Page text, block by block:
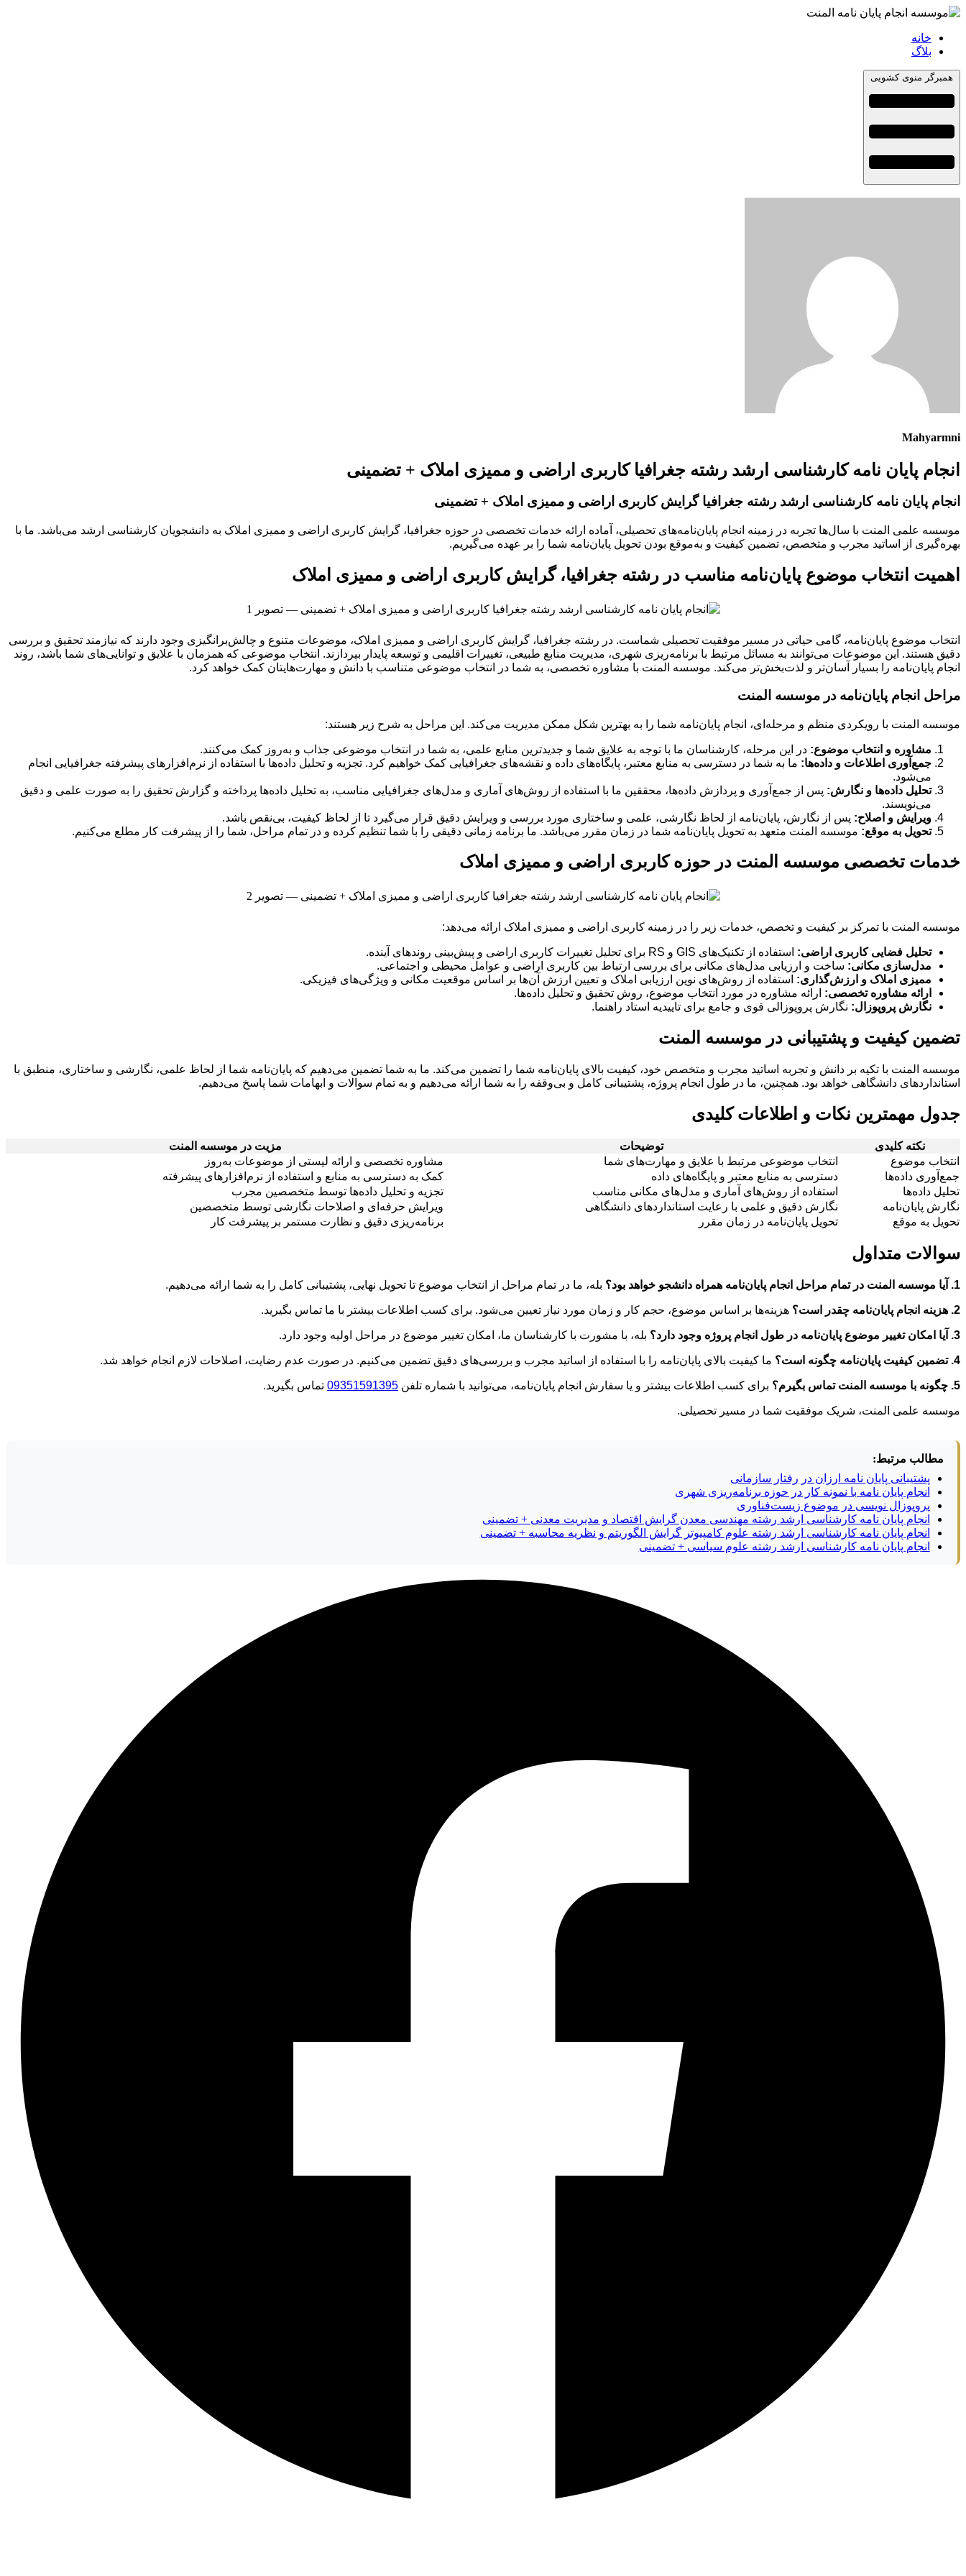
خانه
بلاگ
همبرگر منوی کشویی
Mahyarmni
انجام پایان نامه کارشناسی ارشد رشته جغرافیا کاربری اراضی و ممیزی املاک + تضمینی
انجام پایان نامه کارشناسی ارشد رشته جغرافیا گرایش کاربری اراضی و ممیزی املاک + تضمینی
موسسه علمی المنت با سال‌ها تجربه در زمینه انجام پایان‌نامه‌های تحصیلی، آماده ارائه خدمات تخصصی در حوزه جغرافیا، گرایش کاربری اراضی و ممیزی املاک به دانشجویان کارشناسی ارشد می‌باشد. ما با
بهره‌گیری از اساتید مجرب و متخصص، تضمین کیفیت و به‌موقع بودن تحویل پایان‌نامه شما را بر عهده می‌گیریم.
اهمیت انتخاب موضوع پایان‌نامه مناسب در رشته جغرافیا، گرایش کاربری اراضی و ممیزی املاک
انتخاب موضوع پایان‌نامه، گامی حیاتی در مسیر موفقیت تحصیلی شماست. در رشته جغرافیا، گرایش کاربری اراضی و ممیزی املاک، موضوعات متنوع و چالش‌برانگیزی وجود دارند که نیازمند تحقیق و بررسی
دقیق هستند. این موضوعات می‌توانند به مسائل مرتبط با برنامه‌ریزی شهری، مدیریت منابع طبیعی، تغییرات اقلیمی و توسعه پایدار بپردازند. انتخاب موضوعی که همزمان با علایق و توانایی‌های شما باشد، روند
انجام پایان‌نامه را بسیار آسان‌تر و لذت‌بخش‌تر می‌کند. موسسه المنت با مشاوره تخصصی، به شما در انتخاب موضوعی متناسب با دانش و مهارت‌هایتان کمک خواهد کرد.
مراحل انجام پایان‌نامه در موسسه المنت
موسسه المنت با رویکردی منظم و مرحله‌ای، انجام پایان‌نامه شما را به بهترین شکل ممکن مدیریت می‌کند. این مراحل به شرح زیر هستند:
مشاوره و انتخاب موضوع: در این مرحله، کارشناسان ما با توجه به علایق شما و جدیدترین منابع علمی، به شما در انتخاب موضوعی جذاب و به‌روز کمک می‌کنند.
جمع‌آوری اطلاعات و داده‌ها: ما به شما در دسترسی به منابع معتبر، پایگاه‌های داده و نقشه‌های جغرافیایی کمک خواهیم کرد. تجزیه و تحلیل داده‌ها با استفاده از نرم‌افزارهای پیشرفته جغرافیایی انجام
می‌شود.
تحلیل داده‌ها و نگارش: پس از جمع‌آوری و پردازش داده‌ها، محققین ما با استفاده از روش‌های آماری و مدل‌های جغرافیایی مناسب، به تحلیل داده‌ها پرداخته و گزارش تحقیق را به صورت علمی و دقیق
می‌نویسند.
ویرایش و اصلاح: پس از نگارش، پایان‌نامه از لحاظ نگارشی، علمی و ساختاری مورد بررسی و ویرایش دقیق قرار می‌گیرد تا از لحاظ کیفیت، بی‌نقص باشد.
تحویل به موقع: موسسه المنت متعهد به تحویل پایان‌نامه شما در زمان مقرر می‌باشد. ما برنامه زمانی دقیقی را با شما تنظیم کرده و در تمام مراحل، شما را از پیشرفت کار مطلع می‌کنیم.
خدمات تخصصی موسسه المنت در حوزه کاربری اراضی و ممیزی املاک
موسسه المنت با تمرکز بر کیفیت و تخصص، خدمات زیر را در زمینه کاربری اراضی و ممیزی املاک ارائه می‌دهد:
تحلیل فضایی کاربری اراضی: استفاده از تکنیک‌های GIS و RS برای تحلیل تغییرات کاربری اراضی و پیش‌بینی روندهای آینده.
مدل‌سازی مکانی: ساخت و ارزیابی مدل‌های مکانی برای بررسی ارتباط بین کاربری اراضی و عوامل محیطی و اجتماعی.
ممیزی املاک و ارزش‌گذاری: استفاده از روش‌های نوین ارزیابی املاک و تعیین ارزش آن‌ها بر اساس موقعیت مکانی و ویژگی‌های فیزیکی.
ارائه مشاوره تخصصی: ارائه مشاوره در مورد انتخاب موضوع، روش تحقیق و تحلیل داده‌ها.
نگارش پروپوزال: نگارش پروپوزالی قوی و جامع برای تاییدیه استاد راهنما.
تضمین کیفیت و پشتیبانی در موسسه المنت
موسسه المنت با تکیه بر دانش و تجربه اساتید مجرب و متخصص خود، کیفیت بالای پایان‌نامه شما را تضمین می‌کند. ما به شما تضمین می‌دهیم که پایان‌نامه شما از لحاظ علمی، نگارشی و ساختاری، منطبق با
استانداردهای دانشگاهی خواهد بود. همچنین، ما در طول انجام پروژه، پشتیبانی کامل و بی‌وقفه را به شما ارائه می‌دهیم و به تمام سوالات و ابهامات شما پاسخ می‌دهیم.
جدول مهمترین نکات و اطلاعات کلیدی
نکته کلیدی توضیحات
مزیت در موسسه المنت
انتخاب موضوع
انتخاب موضوعی مرتبط با علایق و مهارت‌های شما
مشاوره تخصصی و ارائه لیستی از موضوعات به‌روز
جمع‌آوری داده‌ها
دسترسی به منابع معتبر و پایگاه‌های داده
کمک به دسترسی به منابع و استفاده از نرم‌افزارهای پیشرفته
تحلیل داده‌ها
استفاده از روش‌های آماری و مدل‌های مکانی مناسب
تجزیه و تحلیل داده‌ها توسط متخصصین مجرب
نگارش پایان‌نامه
نگارش دقیق و علمی با رعایت استانداردهای دانشگاهی
ویرایش حرفه‌ای و اصلاحات نگارشی توسط متخصصین
تحویل به موقع
تحویل پایان‌نامه در زمان مقرر برنامه‌ریزی دقیق و نظارت مستمر بر پیشرفت کار
سوالات متداول
1. آیا موسسه المنت در تمام مراحل انجام پایان‌نامه همراه دانشجو خواهد بود؟ بله، ما در تمام مراحل از انتخاب موضوع تا تحویل نهایی، پشتیبانی کامل را به شما ارائه می‌دهیم.
2. هزینه انجام پایان‌نامه چقدر است؟ هزینه‌ها بر اساس موضوع، حجم کار و زمان مورد نیاز تعیین می‌شود. برای کسب اطلاعات بیشتر با ما تماس بگیرید.
3. آیا امکان تغییر موضوع پایان‌نامه در طول انجام پروژه وجود دارد؟ بله، با مشورت با کارشناسان ما، امکان تغییر موضوع در مراحل اولیه وجود دارد.
4. تضمین کیفیت پایان‌نامه چگونه است؟ ما کیفیت بالای پایان‌نامه را با استفاده از اساتید مجرب و بررسی‌های دقیق تضمین می‌کنیم. در صورت عدم رضایت، اصلاحات لازم انجام خواهد شد.
5. چگونه با موسسه المنت تماس بگیرم؟ برای کسب اطلاعات بیشتر و یا سفارش انجام پایان‌نامه، می‌توانید با شماره تلفن 09351591395 تماس بگیرید.
موسسه علمی المنت، شریک موفقیت شما در مسیر تحصیلی.
مطالب مرتبط:
پشتیبانی پایان نامه ارزان در رفتار سازمانی
انجام پایان نامه با نمونه کار در حوزه برنامه‌ریزی شهری
پروپوزال نویسی در موضوع زیست‌فناوری
انجام پایان نامه کارشناسی ارشد رشته مهندسی معدن گرایش اقتصاد و مدیریت معدنی + تضمینی
انجام پایان نامه کارشناسی ارشد رشته علوم کامپیوتر گرایش الگوریتم و نظریه محاسبه + تضمینی
انجام پایان نامه کارشناسی ارشد رشته علوم سیاسی + تضمینی